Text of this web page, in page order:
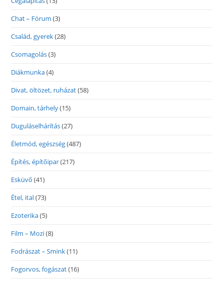
Chat – Fórum (3)
Család, gyerek(28)
Csomagolás(3)
Diákmunka(4)
Divat, öltözet, ruházat(58)
Domain, tárhely(15)
Duguláselhárítás(27)
Életmód, egészség(487)
Építés, építőipar(217)
Esküvő (41)
Étel, ital(73)
Ezoterika(5)
Film – Mozi(8)
Fodrászat – Smink(11)
Fogorvos, fogászat(16)